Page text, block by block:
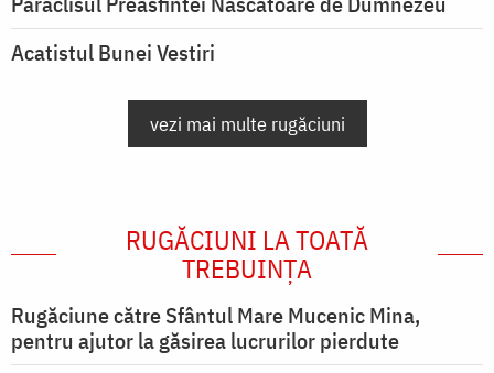
Acatistul Bunei Vestiri
vezi mai multe rugăciuni
RUGĂCIUNI LA TOATĂ
TREBUINȚA
Rugăciune către Sfântul Mare Mucenic Mina,
pentru ajutor la găsirea lucrurilor pierdute